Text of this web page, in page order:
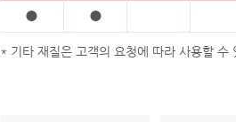
● ●
* 기타 재질은 고객의 요청에 따라 사용할 수